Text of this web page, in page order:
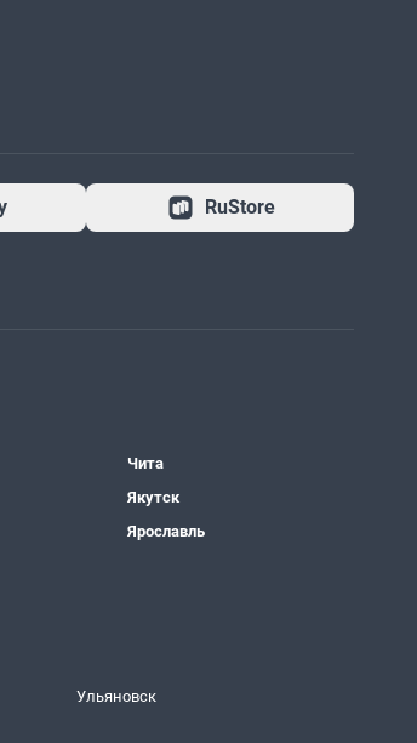
RuStore
Чита
Якутск
Ярославль
Ульяновск